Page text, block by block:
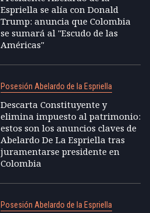
Espriella se alía con Donald
Trump: anuncia que Colombia
se sumará al "Escudo de las
Américas"
Posesión Abelardo de la Espriella
Descarta Constituyente y
elimina impuesto al patrimonio:
estos son los anuncios claves de
Abelardo De La Espriella tras
juramentarse presidente en
Colombia
Posesión Abelardo de la Espriella